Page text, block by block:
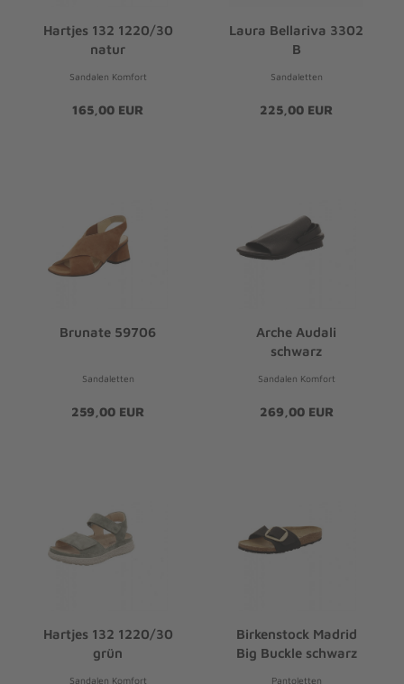
Hartjes 132 1220/30
natur
Sandalen Komfort
165,00 EUR
Laura Bellariva 3302
B
Sandaletten
225,00 EUR
Brunate 59706
Sandaletten
259,00 EUR
Arche Audali
schwarz
Sandalen Komfort
269,00 EUR
Hartjes 132 1220/30
grün
Sandalen Komfort
Birkenstock Madrid
Big Buckle schwarz
Pantoletten